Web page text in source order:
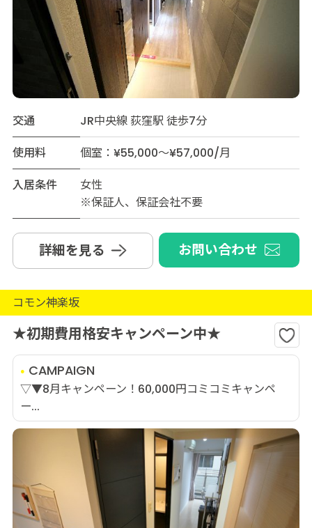
交通
JR中央線 荻窪駅 徒歩7分
使用料
個室：¥55,000～¥57,000/月
入居条件
女性
※保証人、保証会社不要
詳細を見る お問い合わせ
コモン神楽坂
★初期費用格安キャンペーン中★
CAMPAIGN
▽▼8月キャンペーン！60,000円コミコミキャンペ
ー...